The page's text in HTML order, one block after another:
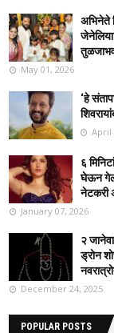
अभिनेते
May 01, 2026
‘हे
April
६
घेऊन
नेटकरी
January 07, 2026
२
ड्रोन
December 24, 2025
POPULAR POSTS